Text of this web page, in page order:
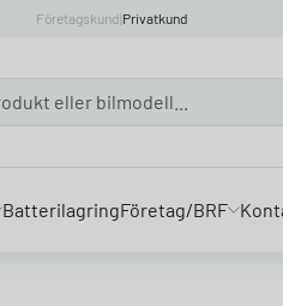
Företagskund|Privatkund
BatterilagringFöretag/BRF